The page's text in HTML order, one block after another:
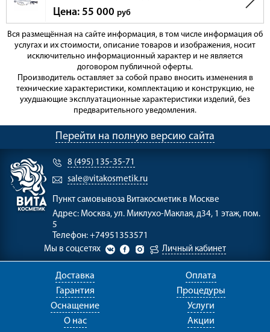
Цена: 55 000 руб
Вся размещённая на сайте информация, в том числе информация об
услугах и их стоимости, описание товаров и изображения, носит
исключительно информационный характер и не является
договором публичной оферты.
Производитель оставляет за собой право вносить изменения в
технические характеристики, комплектацию и конструкцию, не
ухудшающие эксплуатационные характеристики изделий, без
предварительного уведомления.
Перейти на полную версию сайта
8 (495) 135-35-71
sale@vitakosmetik.ru
Пункт самовывоза Витакосметик в Москве
Адрес: Москва, ул. Миклухо-Маклая, д34, 1 этаж, пом.
5
Телефон: +74951353571
Мы в соцсетях
Личный кабинет
Доставка
Оплата
Гарантия
Процедуры
Оснащение
Услуги
О нас
Акции